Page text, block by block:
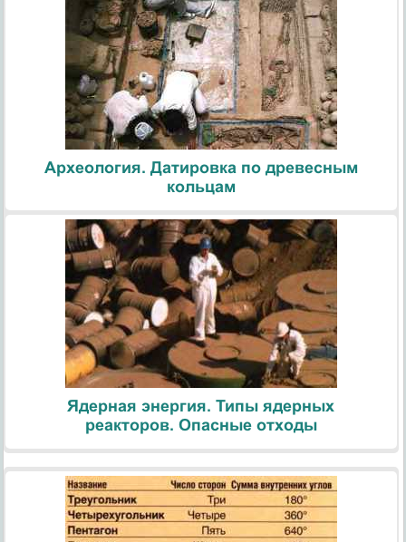
Археология. Датировка по древесным
кольцам
Ядерная энергия. Типы ядерных
реакторов. Опасные отходы